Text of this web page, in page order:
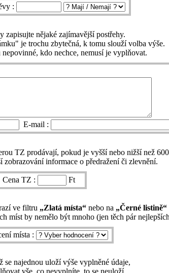
:
zapisujte nějaké zajímavější postřehy.
je trochu zbytečná, k tomu slouží volba výše.
kdo nechce, nemusí je vyplňovat.
E-mail :
TZ prodávají, pokud je vyšší nebo nižší než
zobrazování informace o předražení či zlevnění.
Cena TZ : Ft
ve filtru „Zlatá místa“nebo na „Černé listině“
míst by nemělo být mnoho (jen těch pár
místa :
se najednou uloží výše vyplněné údaje,
vše, co nevyplníte, to se neuloží.